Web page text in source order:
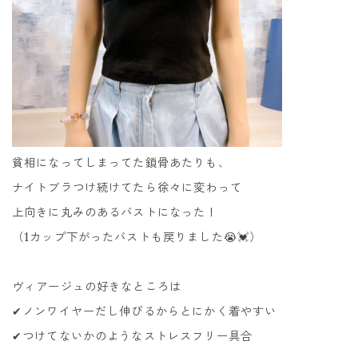
貧相になってしまってた鎖骨あたりも、
ナイトブラつけ続けてたら徐々に変わって
上向きに丸みのあるバストになった！
（1カップ下がったバストも戻りました😭💓）
ヴィアージュの好きなところは
✔︎ノンワイヤーだし伸びるからとにかく着やすい
✔︎つけてないかのようなストレスフリー具合